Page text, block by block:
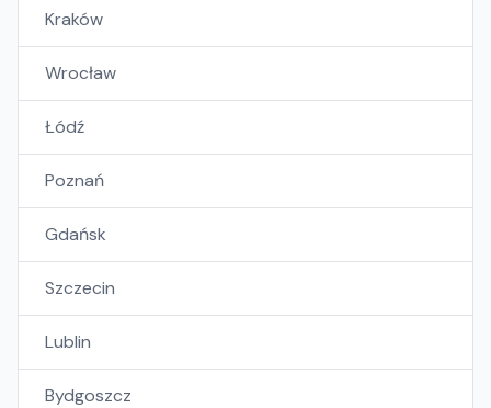
Kraków
Wrocław
Łódź
Poznań
Gdańsk
Szczecin
Lublin
Bydgoszcz